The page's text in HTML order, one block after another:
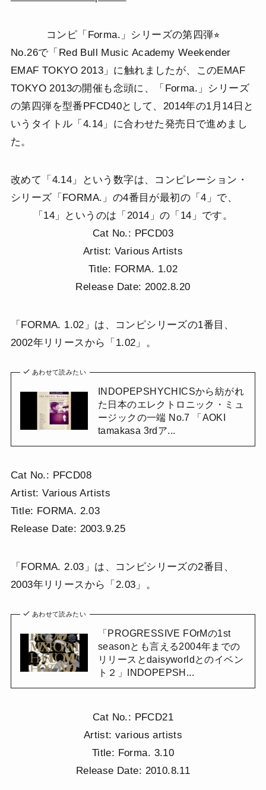
コンピ「Forma.」シリーズの第四弾⭐︎
No.26で「Red Bull Music Academy Weekender
EMAF TOKYO 2013」に触れましたが、このEMAF
TOKYO 2013の開催も念頭に、「Forma.」シリーズ
の第四弾を型番PFCD40として、2014年の1月14日と
いうタイトル「4.14」に合わせた発売日で進めまし
た。
改めて「4.14」という数字は、コンピレーション・
シリーズ「FORMA.」の4番目が最初の「4」で、
「14」というのは「2014」の「14」です。
Cat No.: PFCD03
Artist: Various Artists
Title: FORMA. 1.02
Release Date: 2002.8.20
「FORMA. 1.02」は、コンピシリーズの1番目、
2002年リリースから「1.02」。
あわせて読みたい
INDOPEPSHYCHICSから紡がれ
た日本のエレクトロニック・ミュ
ージックの一端 No.7 「AOKI
tamakasa 3rdア...
Cat No.: PFCD08
Artist: Various Artists
Title: FORMA. 2.03
Release Date: 2003.9.25
「FORMA. 2.03」は、コンピシリーズの2番目、
2003年リリースから「2.03」。
あわせて読みたい
「PROGRESSIVE FOrMの1st
seasonとも言える2004年までの
リリースとdaisyworldとのイベン
ト２」INDOPEPSH...
Cat No.: PFCD21
Artist: various artists
Title: Forma. 3.10
Release Date: 2010.8.11